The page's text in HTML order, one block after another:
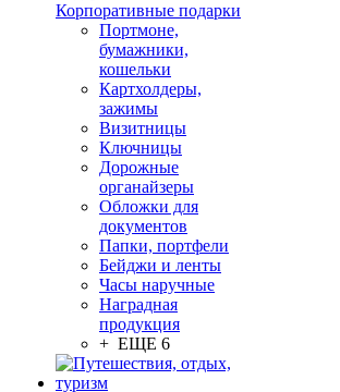
Корпоративные подарки
Портмоне,
бумажники,
кошельки
Картхолдеры,
зажимы
Визитницы
Ключницы
Дорожные
органайзеры
Обложки для
документов
Папки, портфели
Бейджи и ленты
Часы наручные
Наградная
продукция
+ ЕЩЕ 6